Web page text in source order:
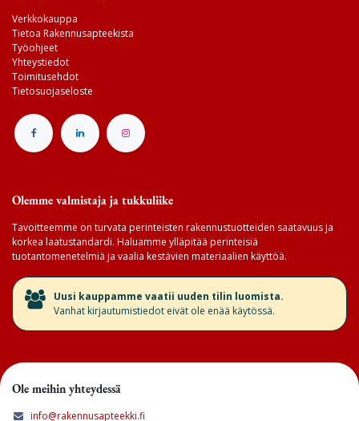
Verkkokauppa
Tietoa Rakennusapteekista
Työohjeet
Yhteystiedot
Toimitusehdot
Tietosuojaseloste
Olemme valmistaja ja tukkuliike
Tavoitteemme on turvata perinteisten rakennustuotteiden saatavuus ja
korkea laatustandardi. Haluamme ylläpitää perinteisiä
tuotantomenetelmiä ja vaalia kestävien materiaalien käyttöä.
​Uusi kauppamme vaatii uuden tilin luomista.
Vanhat kirjautumistiedot eivät ole enää käytössä.
Ole meihin yhteydessä
info@rakennusapteekki.fi